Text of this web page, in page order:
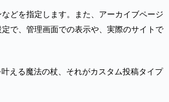
どを指定します。また、アーカイブページ
で、管理画面での表示や、実際のサイトで
える魔法の杖、それがカスタム投稿タイプ